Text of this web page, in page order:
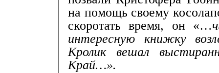
на помощь своему
скоротать время, он «…
интересную книжку
Кролик вешал
Край…».